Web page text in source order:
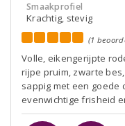
Smaakprofiel
Krachtig, stevig
(1
Volle, eikengerijpte
rijpe pruim, zwarte
sappig met een
evenwichtige frisheid